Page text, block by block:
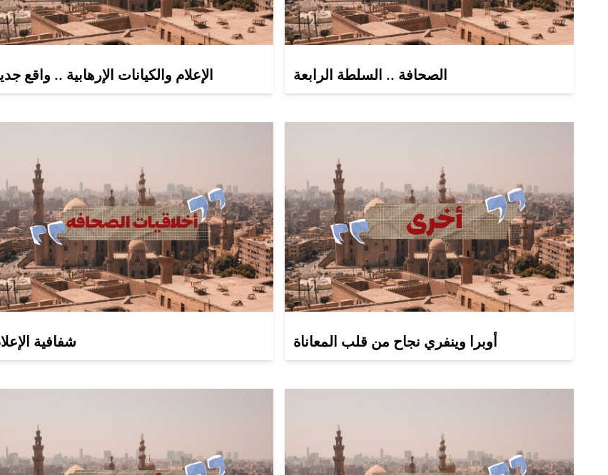
الإعلام والكيانات الإرهابية .. واقع الصحافة .. السلطة الرابعة
شفافية أوبرا وينفري نجاح من قلب المعاناة